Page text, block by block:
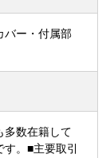
バー・付属部
多数在籍して
。■主要取引